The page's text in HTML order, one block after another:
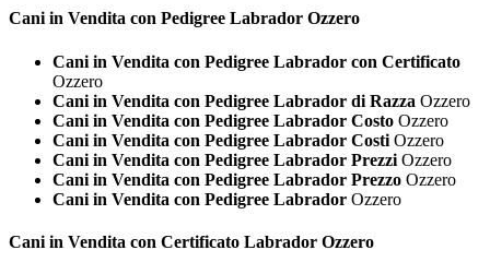
Cani in Vendita con Pedigree Labrador Ozzero
Cani in Vendita con Pedigree Labrador con Certificato
Ozzero
Cani in Vendita con Pedigree Labrador di Razza Ozzero
Cani in Vendita con Pedigree Labrador Costo Ozzero
Cani in Vendita con Pedigree Labrador Costi Ozzero
Cani in Vendita con Pedigree Labrador Prezzi Ozzero
Cani in Vendita con Pedigree Labrador Prezzo Ozzero
Cani in Vendita con Pedigree Labrador Ozzero
Cani in Vendita con Certificato Labrador Ozzero